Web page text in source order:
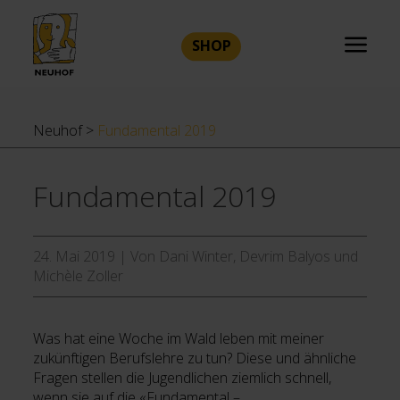
SHOP
Neuhof > Fundamental 2019
Fundamental 2019
24. Mai 2019 |Von Dani Winter, Devrim Balyos und
Michèle Zoller
Was hat eine Woche im Wald leben mit meiner
zukünftigen Berufslehre zu tun? Diese und ähnliche
Fragen stellen die Jugendlichen ziemlich schnell,